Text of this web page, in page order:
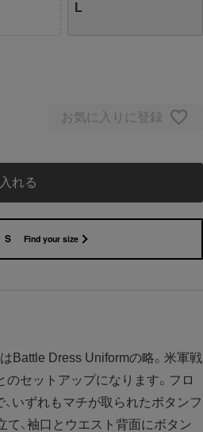
L
お気に入りに登録
れる
S Find your size
Battle Dress Uniformの略。米軍戦
のセットアップになります。フロ
いずれもマチが取られたボタンフ
、袖口とウエスト背面にボタン